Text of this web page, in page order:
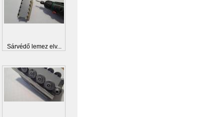
Sárvédő lemez elv...